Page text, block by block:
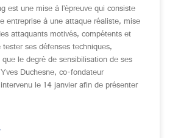
est une mise à l’épreuve qui consiste
entreprise à une attaque réaliste, mise
attaquants motivés, compétents et
ses défenses techniques,
le degré de sensibilisation de ses
Duchesne, co-fondateur
le 14 janvier afin de présenter